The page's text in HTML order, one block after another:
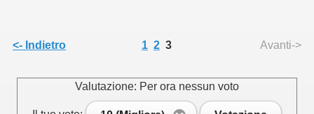
<- Indietro 1 2 3 Avanti->
Valutazione: Per ora nessun voto